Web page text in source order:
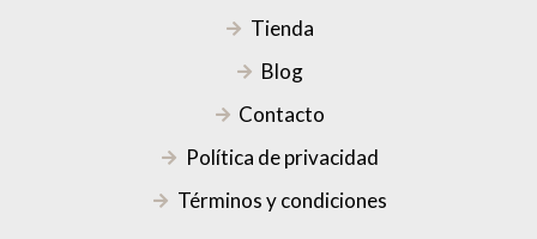
Tienda
Blog
Contacto
Política de privacidad
Términos y condiciones